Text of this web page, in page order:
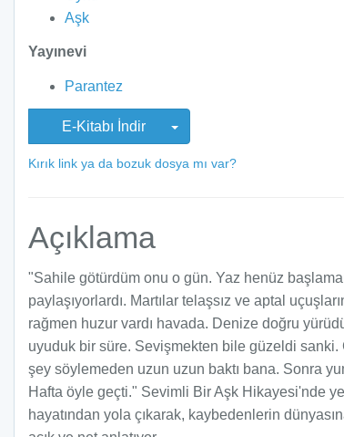
Aşk
Yayınevi
Parantez
E-Kitabı İndir
Kırık link ya da bozuk dosya mı var?
Açıklama
"Sahile götürdüm onu o gün. Yaz henüz
paylaşıyorlardı. Martılar telaşsız ve aptal
rağmen huzur vardı havada. Denize doğru
uyuduk bir süre. Sevişmekten bile güzeldi sanki.
şey söylemeden uzun uzun baktı bana. Sonra
Hafta öyle geçti." Sevimli Bir Aşk Hikayesi'nde
hayatından yola çıkarak, kaybedenlerin